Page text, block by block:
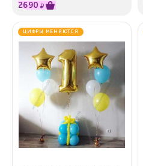
2690 ₽
ЦИФРЫ МЕНЯЮТСЯ